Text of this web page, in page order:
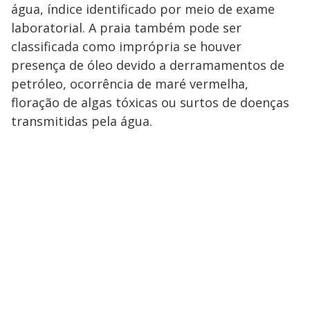
água, índice identificado por meio de exame
laboratorial. A praia também pode ser
classificada como imprópria se houver
presença de óleo devido a derramamentos de
petróleo, ocorrência de maré vermelha,
floração de algas tóxicas ou surtos de doenças
transmitidas pela água.